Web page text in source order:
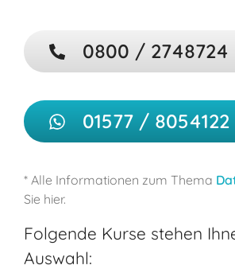
0800 / 2748724
01577 / 8054122
* Alle Informationen zum Thema
Sie hier.
Folgende Kurse stehen
Auswahl: